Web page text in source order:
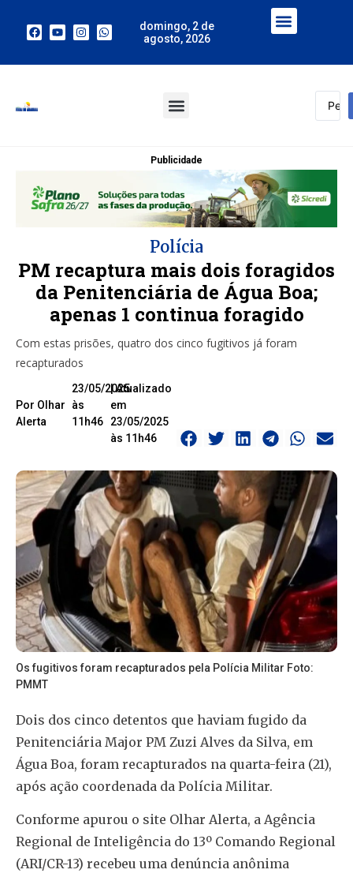
domingo, 2 de
agosto, 2026
Publicidade
Polícia
PM recaptura mais dois foragidos
da Penitenciária de Água Boa;
apenas 1 continua foragido
Com estas prisões, quatro dos cinco fugitivos já foram
recapturados
Por Olhar
Alerta
23/05/2025
às
11h46
| Atualizado
em
23/05/2025
às 11h46
Os fugitivos foram recapturados pela Polícia Militar Foto:
PMMT
Dois dos cinco detentos que haviam fugido da
Penitenciária Major PM Zuzi Alves da Silva, em
Água Boa, foram recapturados na quarta-feira (21),
após ação coordenada da Polícia Militar.
Conforme apurou o site Olhar Alerta, a Agência
Regional de Inteligência do 13º Comando Regional
(ARI/CR-13) recebeu uma denúncia anônima